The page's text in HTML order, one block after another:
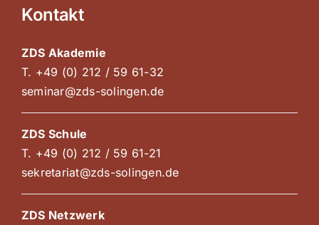
Kontakt
ZDS Akademie
T. +49 (0) 212 / 59 61-32
seminar@zds-solingen.de
ZDS Schule
T. +49 (0) 212 / 59 61-21
sekretariat@zds-solingen.de
ZDS Netzwerk